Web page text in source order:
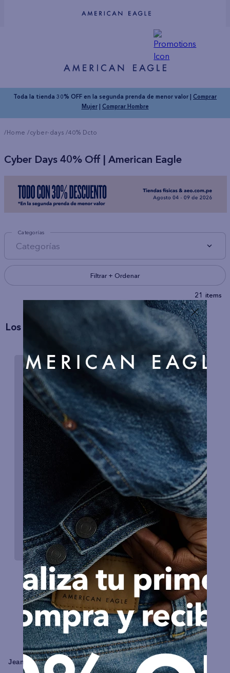
Toda la tienda 30% OFF en la segunda prenda de menor valor | Comprar
Mujer| Comprar Hombre
/Home /cyber-days /40% Dcto
Cyber Days 40% Off | American Eagle
Categorías
Categorías
Filtrar + Ordenar
21
Los Más Vendidos
Jeans Para Mujeres: Curvy, Jegging, Skinny Y Más